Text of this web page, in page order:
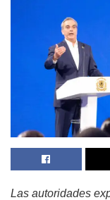
Las autoridades